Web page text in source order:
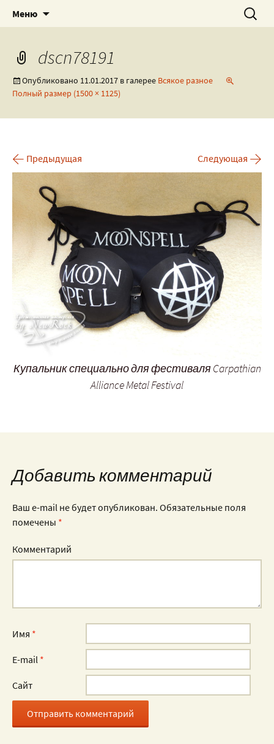
Художественная мастерская
by_NewRock
Роспись текстиля, посуды и всякого
разного!
Меню Найти:
dscn78191
Опубликовано 11.01.2017 в галерее Всякое разное
Полный размер (1500 × 1125)
← Предыдущая Следующая →
Купальник специально для фестиваля Carpathian
Alliance Metal Festival
Добавить комментарий
Ваш e-mail не будет опубликован. Обязательные поля
помечены *
Комментарий
Имя *
E-mail *
Сайт